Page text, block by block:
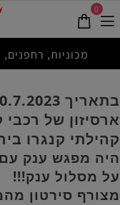
מכוניות,
0
קהילתי קנגרו
היה מפגש ענק עם
על מסלול ענק!!!
מצורף סירטון